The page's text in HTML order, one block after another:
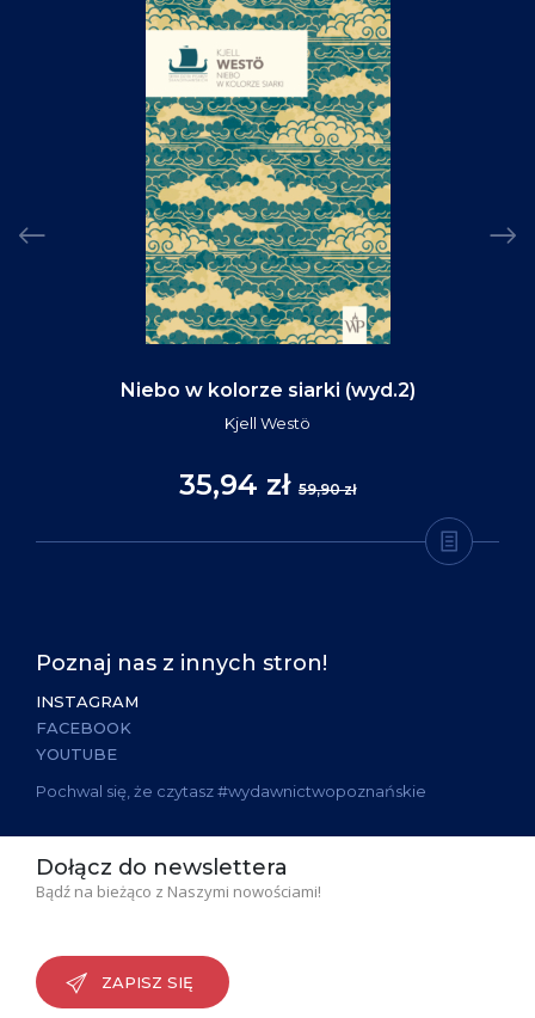
Niebo w kolorze siarki (wyd.2)
Kjell Westö
35,94 zł 59,90 zł
Poznaj nas z innych stron!
INSTAGRAM
FACEBOOK
YOUTUBE
Pochwal się, że czytasz #wydawnictwopoznańskie
Dołącz do newslettera
Bądź na bieżąco z Naszymi nowościami!
ZAPISZ SIĘ